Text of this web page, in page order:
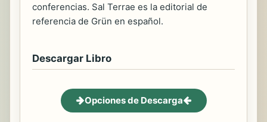
conferencias. Sal Terrae es la editorial de
referencia de Grün en español.
Descargar Libro
Opciones de Descarga